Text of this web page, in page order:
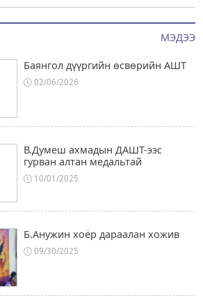
МЭДЭЭ
Баянгол дүүргийн өсвөрийн АШТ
02/06/2026
В.Думеш ахмадын ДАШТ-ээс
гурван алтан медальтай
10/01/2025
Б.Анужин хоёр дараалан хожив
09/30/2025